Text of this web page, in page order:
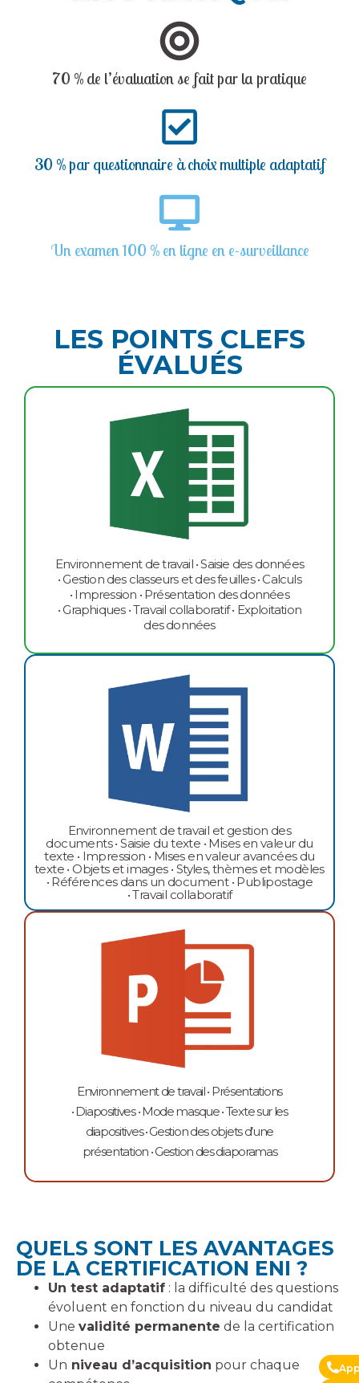
70 % de l’évaluation se fait par la pratique
30 % par questionnaire à choix multiple adaptatif
Un examen 100 % en ligne en e-surveillance
LES POINTS CLEFS
ÉVALUÉS
Environnement de travail • Saisie des données
• Gestion des classeurs et des feuilles • Calculs
• Impression • Présentation des données
• Graphiques • Travail collaboratif • Exploitation
des données
Environnement de travail et gestion des
documents • Saisie du texte • Mises en valeur du
texte • Impression • Mises en valeur avancées du
texte • Objets et images • Styles, thèmes et modèles
• Références dans un document • Publipostage
• Travail collaboratif
Environnement de travail • Présentations
• Diapositives • Mode masque • Texte sur les
diapositives • Gestion des objets d’une
présentation • Gestion des diaporamas
QUELS SONT LES AVANTAGES
DE LA CERTIFICATION ENI ?
Un test adaptatif : la difficulté des questions
évoluent en fonction du niveau du candidat
Une validité permanente de la certification
obtenue
Un niveau d’acquisition pour chaque